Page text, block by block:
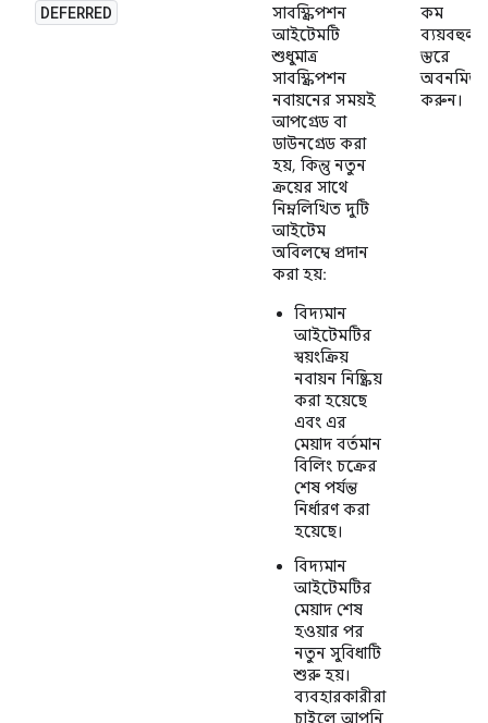
DEFERRED
সাবস্ক্রিপশন
আইটেমটি
শুধুমাত্র
সাবস্ক্রিপশন
নবায়নের সময়ই
আপগ্রেড বা
ডাউনগ্রেড করা
হয়, কিন্তু নতুন
ক্রয়ের সাথে
নিম্নলিখিত দুটি
আইটেম
অবিলম্বে প্রদান
করা হয়:
বিদ্যমান
আইটেমটির
স্বয়ংক্রিয়
নবায়ন নিষ্ক্রিয়
করা হয়েছে
এবং এর
মেয়াদ বর্তমান
বিলিং চক্রের
শেষ পর্যন্ত
নির্ধারণ করা
হয়েছে।
বিদ্যমান
আইটেমটির
মেয়াদ শেষ
হওয়ার পর
নতুন সুবিধাটি
শুরু হয়।
ব্যবহারকারীরা
চাইলে আপনি
কম
ব্যয়বহুল
স্তরে
অবনমিত
করুন।